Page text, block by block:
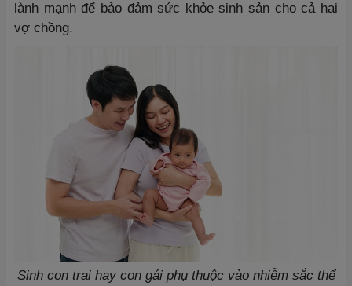
lành mạnh để bảo đảm sức khỏe sinh sản cho cả hai
vợ chồng.
Sinh con trai hay con gái phụ thuộc vào nhiễm sắc thể